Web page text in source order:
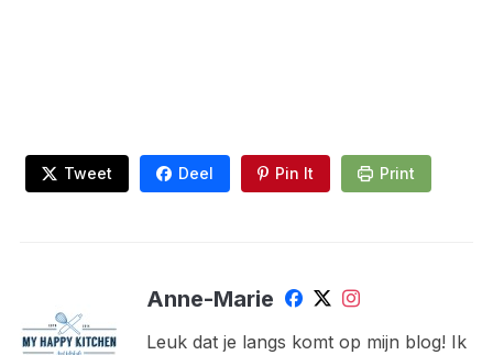
Tweet Deel Pin It Print
Anne-Marie
Leuk dat je langs komt op mijn blog! Ik